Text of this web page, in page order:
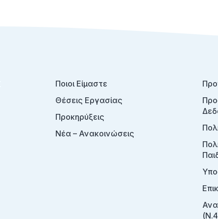
Ποιοι Είμαστε
Θέσεις Εργασίας
Προκηρύξεις
Νέα – Ανακοινώσεις